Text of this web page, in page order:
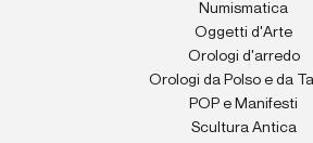
Numismatica
Oggetti d'Arte
Orologi d'arredo
Orologi da Polso e da
POP e Manifesti
Scultura Antica